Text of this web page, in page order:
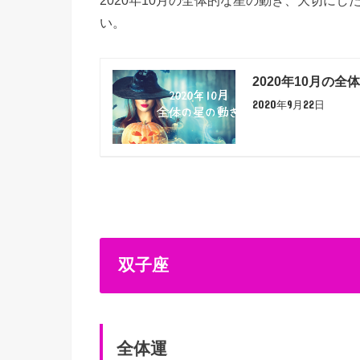
い。
2020年10月の全
2020年9月22日
双子座
全体運